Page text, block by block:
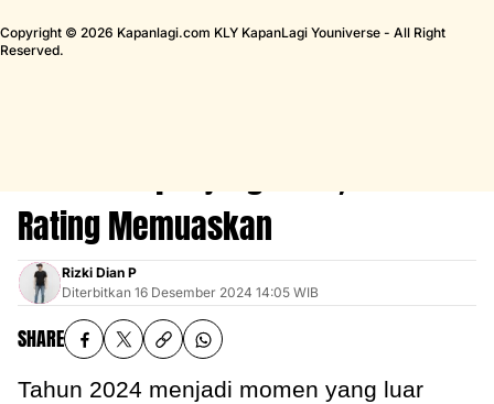
Copyright © 2026 Kapanlagi.com KLY KapanLagi Youniverse - All Right
Reserved.
Rating Memuaskan
Rizki Dian P
Diterbitkan 16 Desember 2024 14:05 WIB
SHARE
Tahun 2024 menjadi momen yang luar